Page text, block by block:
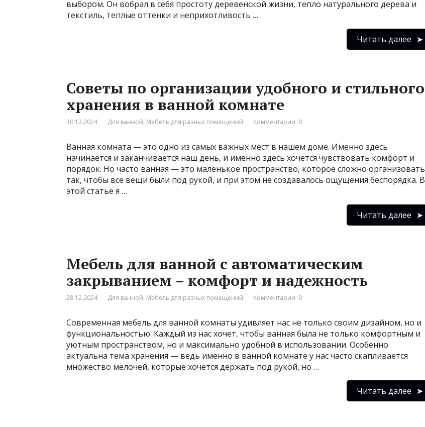
выбором. Он вобрал в себя простоту деревенской жизни, тепло натурального дерева и
текстиль, теплые оттенки и неприхотливость …
Читать далее
Советы по организации удобного и стильного
хранения в ванной комнате
30.12.2024 Для ванной, Мебель для разных помещений Комментарии: 0
Ванная комната — это одно из самых важных мест в нашем доме. Именно здесь
начинается и заканчивается наш день, и именно здесь хочется чувствовать комфорт и
порядок. Но часто ванная — это маленькое пространство, которое сложно организовать
так, чтобы все вещи были под рукой, и при этом не создавалось ощущения беспорядка. В
этой статье я …
Читать далее
Мебель для ванной с автоматическим
закрыванием – комфорт и надежность
28.12.2024 Для ванной, Мебель для разных помещений Комментарии: 0
Современная мебель для ванной комнаты удивляет нас не только своим дизайном, но и
функциональностью. Каждый из нас хочет, чтобы ванная была не только комфортным и
уютным пространством, но и максимально удобной в использовании. Особенно
актуальна тема хранения — ведь именно в ванной комнате у нас часто скапливается
множество мелочей, которые хочется держать под рукой, но …
Читать далее